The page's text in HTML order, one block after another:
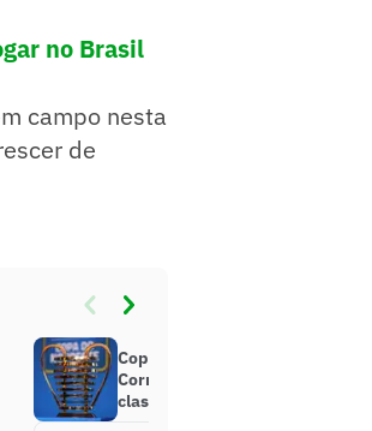
no Brasil
campo nesta
de
Copa do Nordeste: Sampaio
Corrêa bate o Salgueiro e salta na
classificação do Grupo A